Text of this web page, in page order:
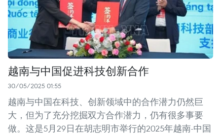
越南与中国促进科技创新合作
30/05/2025 01:55
越南与中国在科技、创新领域中的合作潜力仍然巨
大，但为了充分挖掘双方合作潜力，仍有很多事要
做。这是5月29日在胡志明市举行的2025年越南-中国